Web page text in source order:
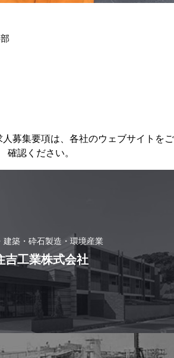
募集要項は、各社のウェブサイトをご
確認ください。
建築・砕石製造・環境産業
吉工業株式会社